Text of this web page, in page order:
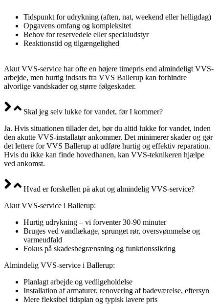
Tidspunkt for udrykning (aften, nat, weekend eller helligdag)
Opgavens omfang og kompleksitet
Behov for reservedele eller specialudstyr
Reaktionstid og tilgængelighed
Akut VVS-service har ofte en højere timepris end almindeligt VVS-
arbejde, men hurtig indsats fra VVS Ballerup kan forhindre
alvorlige vandskader og større følgeskader.
Skal jeg selv lukke for vandet, før I kommer?
Ja. Hvis situationen tillader det, bør du altid lukke for vandet, inden
den akutte VVS-installatør ankommer. Det minimerer skader og gør
det lettere for VVS Ballerup at udføre hurtig og effektiv reparation.
Hvis du ikke kan finde hovedhanen, kan VVS-teknikeren hjælpe
ved ankomst.
Hvad er forskellen på akut og almindelig VVS-service?
Akut VVS-service i Ballerup:
Hurtig udrykning – vi forventer 30-90 minuter
Bruges ved vandlækage, sprunget rør, oversvømmelse og
varmeudfald
Fokus på skadesbegrænsning og funktionssikring
Almindelig VVS-service i Ballerup:
Planlagt arbejde og vedligeholdelse
Installation af armaturer, renovering af badeværelse, eftersyn
Mere fleksibel tidsplan og typisk lavere pris